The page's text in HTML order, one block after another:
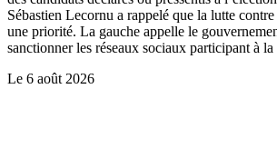
Sébastien Lecornu a rappelé que la lutte
une priorité. La gauche appelle le
sanctionner les réseaux sociaux participant à
Le 6 août 2026